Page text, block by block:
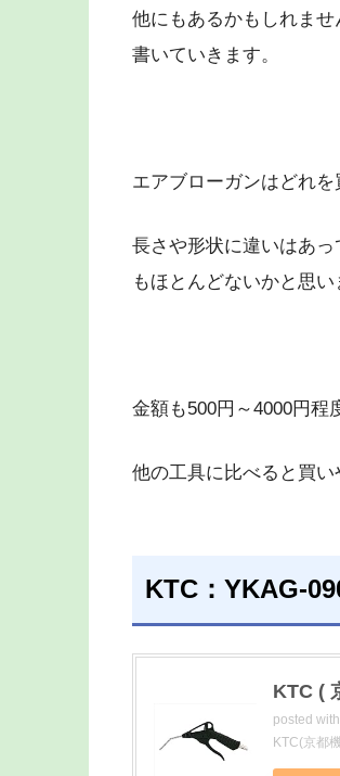
他にもあるかもしれま
書いていきます。
エアブローガンはどれを
長さや形状に違いはあ
もほとんどないかと思い
金額も500円～4000円程
他の工具に比べると買い
KTC：YKAG-
KTC (
posted with
KTC(京都